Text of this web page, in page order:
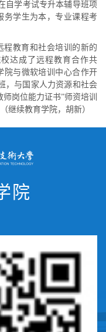
自学考试专升本辅导班项
务学生为本，专业课程考
程教育和社会培训的新的
达成了远程教育合作共
院与微软培训中心合作开
，与国家人力资源和社会
岗位能力证书”师资培训
继续教育学院，胡新）
院